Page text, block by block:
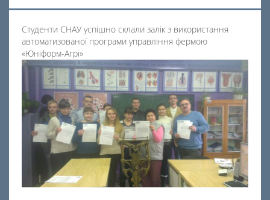
Студенти СНАУ успішно склали залік з використання
автоматизованої програми управління фермою
«Юніформ-Агрі»